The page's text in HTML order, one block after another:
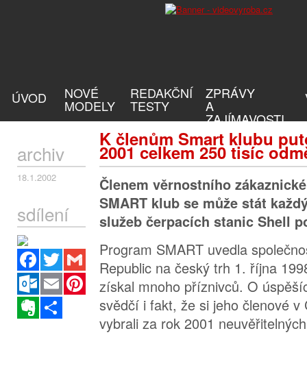
ÚVOD NOVÉ
MODELY
REDAKČNÍ
TESTY
ZPRÁVY
A
ZAJÍMAVOSTI
K členům Smart klubu
2001 celkem 250 tisíc
archiv
18.1.2002
sdílení
Facebook
Twitter
Gmail
Outlook.com
Email
Pinterest
Evernote
Členem věrnostního
SMART klub se může stát
služeb čerpacích stanic Shell
Program SMART uvedla
Republic na český trh 1. října
získal mnoho příznivců. O
svědčí i fakt, že si jeho členové v
vybrali za rok 2001